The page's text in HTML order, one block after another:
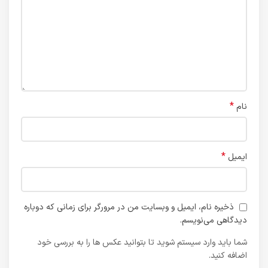
نام *
ایمیل *
ذخیره نام، ایمیل و وبسایت من در مرورگر برای زمانی که دوباره
دیدگاهی می‌نویسم.
شما باید وارد سیستم شوید تا بتوانید عکس ها را به بررسی خود
اضافه کنید.